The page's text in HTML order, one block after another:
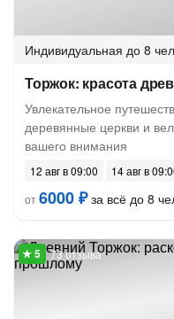
Индивидуальная до 8
Торжок: красота
Увлекательное
деревянные церкви и
вашего внимания
12 авг в 09:00
14 авг в
от6000 ₽за всё до 8
73 отзыва